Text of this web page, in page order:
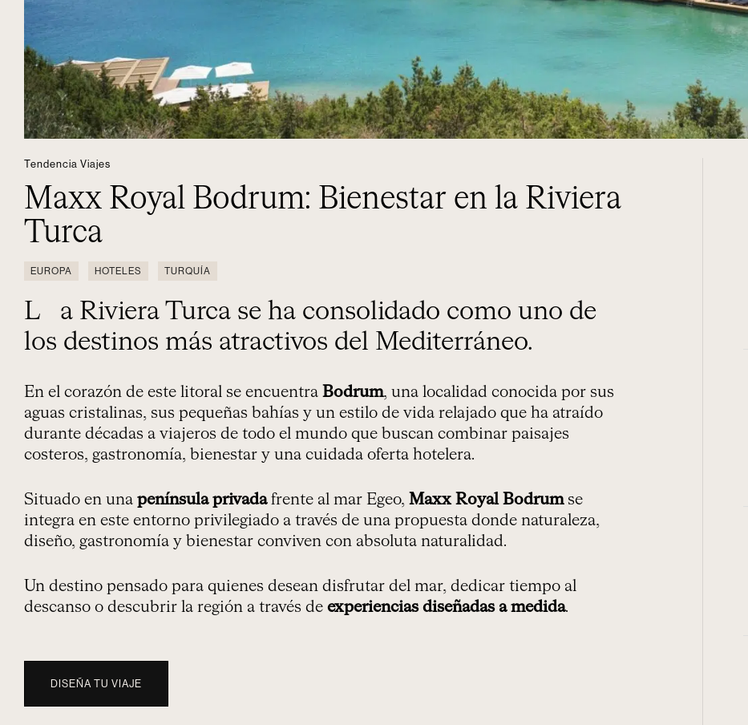
Tendencia Viajes
Maxx Royal Bodrum: Bienestar en la Riviera
Turca
EUROPA HOTELES TURQUÍA
La Riviera Turca se ha consolidado como uno de
los destinos más atractivos del Mediterráneo.
En el corazón de este litoral se encuentra Bodrum, una localidad conocida por sus
aguas cristalinas, sus pequeñas bahías y un estilo de vida relajado que ha atraído
durante décadas a viajeros de todo el mundo que buscan combinar paisajes
costeros, gastronomía, bienestar y una cuidada oferta hotelera.
Situado en una península privadafrente al mar Egeo, Maxx Royal Bodrumse
integra en este entorno privilegiado a través de una propuesta donde naturaleza,
diseño, gastronomía y bienestar conviven con absoluta naturalidad.
Un destino pensado para quienes desean disfrutar del mar, dedicar tiempo al
descanso o descubrir la región a través de experiencias diseñadas a medida.
DISEÑA TU VIAJE